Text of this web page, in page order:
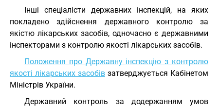
Інші спеціалісти державних інспекцій, на яких
покладено здійснення державного контролю за
якістю лікарських засобів, одночасно є державними
інспекторами з контролю якості лікарських засобів.
Положення про Державну інспекцію з контролю
якості лікарських засобів затверджується Кабінетом
Міністрів України.
Державний контроль за додержанням умов